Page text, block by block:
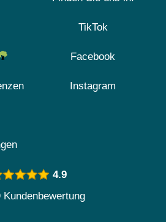
TikTok
Facebook
Instagram
4.9
Kundenbewertung